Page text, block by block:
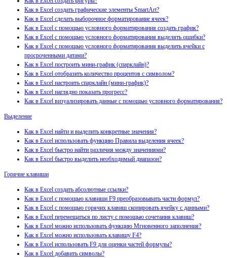
Как в Excel создать графические элементы SmartArt?
Как в Excel сделать выборочное форматирование ячеек?
Как в Excel с помощью условного форматирования создать график?
Как в Excel с помощью условного форматирования выделять ошибки?
Как в Excel с помощью условного форматирования выделить ячейки с
просроченными датами?
Как в Excel построить мини-график (спарклайн)?
Как в Excel отобразить количество процентов с символом?
Как в Excel настроить спарклайн (мини-график)?
Как в Excel наглядно показать прогресс?
Как в Excel визуализировать данные с помощью условного форматирования?
Выделение
Как в Excel найти и выделить конкретные значения?
Как в Excel использовать функцию Правила выделения ячеек?
Как в Excel быстро найти различия между значениями?
Как в Excel быстро выделить необходимый диапазон?
Горячие клавиши
Как в Excel создать абсолютные ссылки?
Как в Excel с помощью клавиши F9 преобразовывать части формул?
Как в Excel с помощью горячих клавиш скопировать ячейку с данными?
Как в Excel перемещаться по листу с помощью сочетания клавиш?
Как в Excel можно использовать функцию Мгновенного заполнения?
Как в Excel можно использовать клавишу F4?
Как в Excel использовать F9 для оценки частей формулы?
Как в Excel добавить символы?